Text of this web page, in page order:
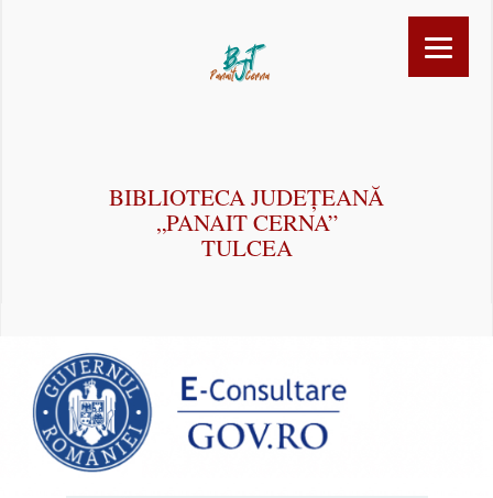
BIBLIOTECA JUDEȚEANĂ
„PANAIT CERNA”
TULCEA